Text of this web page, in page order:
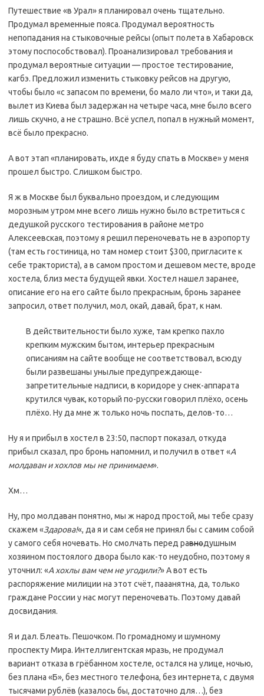
Путешествие «в Урал» я планировал очень тщательно.
Продумал временные пояса. Продумал вероятность
непопадания на стыковочные рейсы (опыт полета в Хабаровск
этому поспособствовал). Проанализировал требования и
продумал вероятные ситуации — простое тестирование,
кагбэ. Предложил изменить стыковку рейсов на другую,
чтобы было «с запасом по времени, бо мало ли что», и таки да,
вылет из Киева был задержан на четыре часа, мне было всего
лишь скучно, а не страшно. Всё успел, попал в нужный момент,
всё было прекрасно.
А вот этап «планировать, ихде я буду спать в Москве» у меня
прошел быстро. Слишком быстро.
Я ж в Москве был буквально проездом, и следующим
морозным утром мне всего лишь нужно было встретиться с
дедушкой русского тестирования в районе метро
Алексеевская, поэтому я решил переночевать не в аэропорту
(там есть гостиница, но там номер стоит $300, пригласите к
себе тракториста), а в самом простом и дешевом месте, вроде
хостела, близ места будущей явки. Хостел нашел заранее,
описание его на его сайте было прекрасным, бронь заранее
запросил, ответ получил, мол, окай, давай, брат, к нам.
В действительности было хуже, там крепко пахло
крепким мужским бытом, интерьер прекрасным
описаниям на сайте вообще не соответствовал, всюду
были развешаны унылые предупреждающе-
запретительные надписи, в коридоре у снек-аппарата
крутился чувак, который по-русски говорил плёхо, осень
плёхо. Ну да мне ж только ночь поспать, делов-то…
Ну я и прибыл в хостел в 23:50, паспорт показал, откуда
прибыл сказал, про бронь напомнил, и получил в ответ «А
молдаван и хохлов мы не принимаем».
Хм…
Ну, про молдаван понятно, мы ж народ простой, мы тебе сразу
скажем «Здарова!«, да я и сам себя не принял бы с самим собой
у самого себя ночевать. Но смолчать перед равнодушным
хозяином постоялого двора было как-то неудобно, поэтому я
уточнил: «А хохлы вам чем не угодили?» А вот есть
распоряжение милиции на этот счёт, пааанятна, да, только
граждане России у нас могут переночевать. Поэтому давай
досвидания.
Я и дал. Блеать. Пешочком. По громадному и шумному
проспекту Мира. Интеллигентская мразь, не продумал
вариант отказа в грёбанном хостеле, остался на улице, ночью,
без плана «Б», без местного телефона, без интернета, с двумя
тысячами рублёв (казалось бы, достаточно для…), без